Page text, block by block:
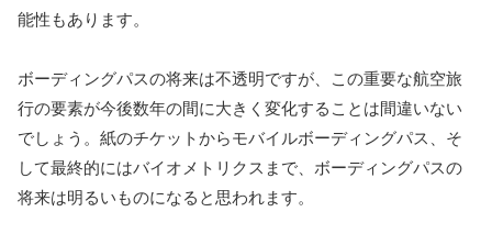
能性もあります。
ボーディングパスの将来は不透明ですが、この重要な航空旅
行の要素が今後数年の間に大きく変化することは間違いない
でしょう。紙のチケットからモバイルボーディングパス、そ
して最終的にはバイオメトリクスまで、ボーディングパスの
将来は明るいものになると思われます。